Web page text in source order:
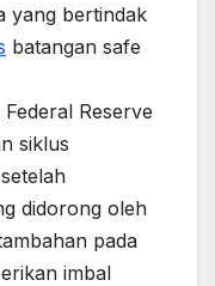
yang bertindak
batangan safe
Reserve
siklus
didorong oleh
pada
imbal